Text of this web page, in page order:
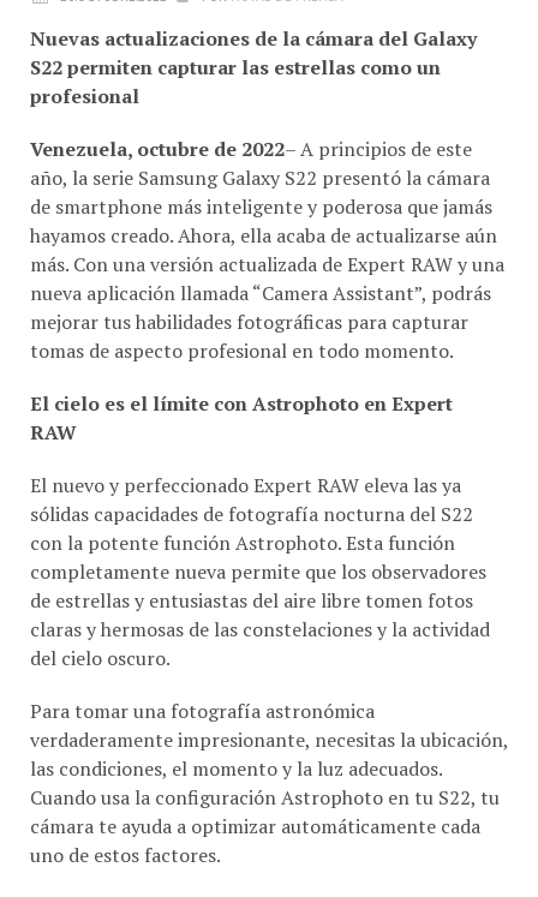
S22 permiten capturar las estrellas como un
profesional
año, la serie Samsung Galaxy S22 presentó la cámara
de smartphone más inteligente y poderosa que jamás
hayamos creado. Ahora, ella acaba de actualizarse aún
más. Con una versión actualizada de Expert RAW y una
nueva aplicación llamada “Camera Assistant”, podrás
mejorar tus habilidades fotográficas para capturar
tomas de aspecto profesional en todo momento.
RAW
sólidas capacidades de fotografía nocturna del S22
con la potente función Astrophoto. Esta función
completamente nueva permite que los observadores
de estrellas y entusiastas del aire libre tomen fotos
claras y hermosas de las constelaciones y la actividad
del cielo oscuro.
verdaderamente impresionante, necesitas la ubicación,
las condiciones, el momento y la luz adecuados.
Cuando usa la configuración Astrophoto en tu S22, tu
cámara te ayuda a optimizar automáticamente cada
uno de estos factores.